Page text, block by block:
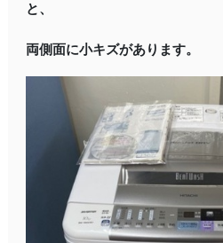
と、
両側面に小キズがあります。